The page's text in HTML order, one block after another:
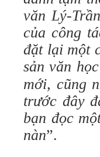
văn Lý-Trần
của công tá
đặt lại một
sản văn học
mới, cũng
trước đây
bạn đọc
nàn”.